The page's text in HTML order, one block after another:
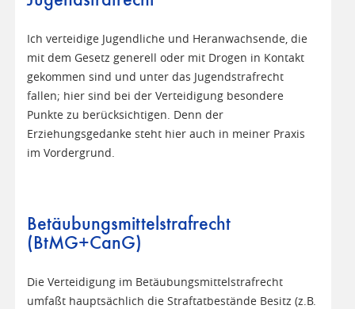
Ich verteidige Jugendliche und Heranwachsende, die
mit dem Gesetz generell oder mit Drogen in Kontakt
gekommen sind und unter das Jugendstrafrecht
fallen; hier sind bei der Verteidigung besondere
Punkte zu berücksichtigen. Denn der
Erziehungsgedanke steht hier auch in meiner Praxis
im Vordergrund.
Betäubungsmittelstrafrecht
(BtMG+CanG)
Die Verteidigung im Betäubungsmittelstrafrecht
umfaßt hauptsächlich die Straftatbestände Besitz (z.B.